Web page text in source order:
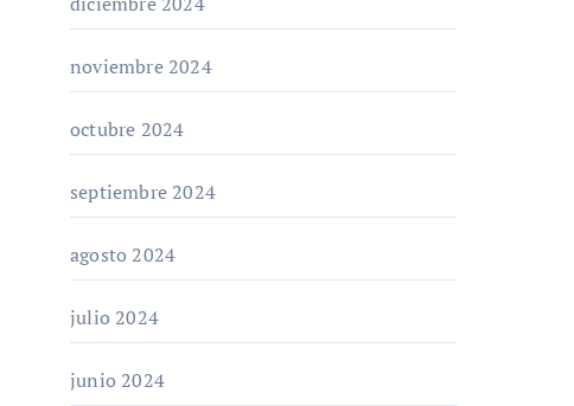
noviembre 2024
octubre 2024
septiembre 2024
agosto 2024
julio 2024
junio 2024